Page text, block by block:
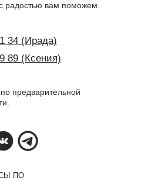
34 (Ирада)
89 (Ксения)
ПО
радостью вам поможем.
предварительной